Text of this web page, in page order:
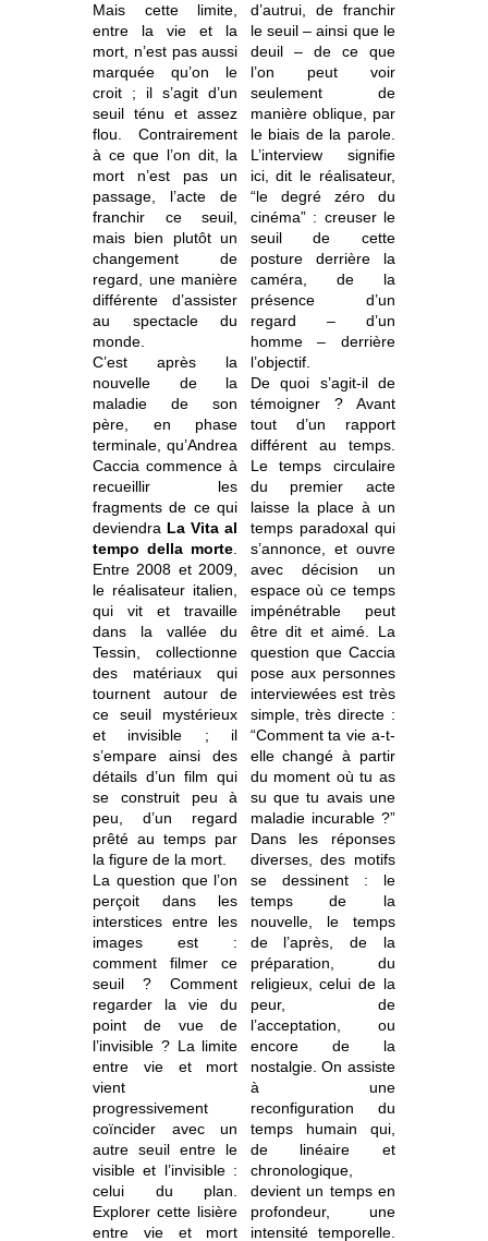
Mais cette limite,
entre la vie et la
mort, n’est pas aussi
marquée qu’on le
croit ; il s’agit d’un
seuil ténu et assez
flou. Contrairement
à ce que l’on dit, la
mort n’est pas un
passage, l’acte de
franchir ce seuil,
mais bien plutôt un
changement de
regard, une manière
différente d’assister
au spectacle du
monde.
C’est après la
nouvelle de la
maladie de son
père, en phase
terminale, qu’Andrea
Caccia commence à
recueillir les
fragments de ce qui
deviendra La Vita al
tempo della morte.
Entre 2008 et 2009,
le réalisateur italien,
qui vit et travaille
dans la vallée du
Tessin, collectionne
des matériaux qui
tournent autour de
ce seuil mystérieux
et invisible ; il
s’empare ainsi des
détails d’un film qui
se construit peu à
peu, d’un regard
prêté au temps par
la figure de la mort.
La question que l’on
perçoit dans les
interstices entre les
images est :
comment filmer ce
seuil ? Comment
regarder la vie du
point de vue de
l’invisible ? La limite
entre vie et mort
vient
progressivement
coïncider avec un
autre seuil entre le
visible et l’invisible :
celui du plan.
Explorer cette lisière
entre vie et mort
d’autrui, de franchir
le seuil – ainsi que le
deuil – de ce que
l’on peut voir
seulement de
manière oblique, par
le biais de la parole.
L’interview signifie
ici, dit le réalisateur,
“le degré zéro du
cinéma” : creuser le
seuil de cette
posture derrière la
caméra, de la
présence d’un
regard – d’un
homme – derrière
l’objectif.
De quoi s’agit-il de
témoigner ? Avant
tout d’un rapport
différent au temps.
Le temps circulaire
du premier acte
laisse la place à un
temps paradoxal qui
s’annonce, et ouvre
avec décision un
espace où ce temps
impénétrable peut
être dit et aimé. La
question que Caccia
pose aux personnes
interviewées est très
simple, très directe :
“Comment ta vie a-t-
elle changé à partir
du moment où tu as
su que tu avais une
maladie incurable ?”
Dans les réponses
diverses, des motifs
se dessinent : le
temps de la
nouvelle, le temps
de l’après, de la
préparation, du
religieux, celui de la
peur, de
l’acceptation, ou
encore de la
nostalgie. On assiste
à une
reconfiguration du
temps humain qui,
de linéaire et
chronologique,
devient un temps en
profondeur, une
intensité temporelle.